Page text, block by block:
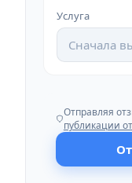
Услуга
Сначала
Отправляя
публикации